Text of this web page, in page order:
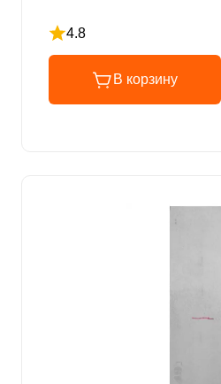
4.8
Рейтинг 4.8 из 5
В корзину